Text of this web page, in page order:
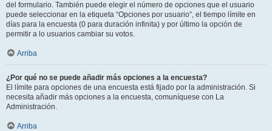
del formulario. También puede elegir el número de opciones que el usuario
puede seleccionar en la etiqueta “Opciones por usuario”, el tiempo límite en
días para la encuesta (0 para duración infinita) y por último la opción de
permitir a lo usuarios cambiar su votos.
Arriba
¿Por qué no se puede añadir más opciones a la encuesta?
El límite para opciones de una encuesta está fijado por la administración. Si
necesita añadir más opciones a la encuesta, comuníquese con La
Administración.
Arriba